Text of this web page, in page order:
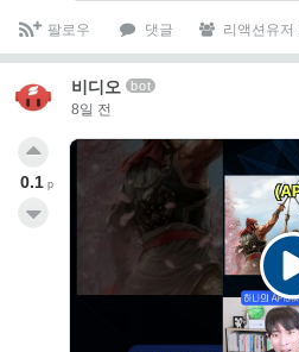
팔로우 댓글 리액션유저
비디오 bot
8일 전
0.1 p